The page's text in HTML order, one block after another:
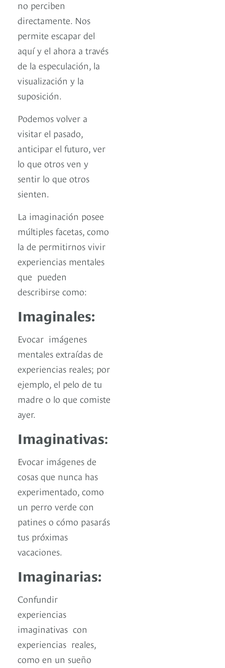
no perciben
directamente. Nos
permite escapar del
aquí y el ahora a través
de la especulación, la
visualización y la
suposición.
Podemos volver a
visitar el pasado,
anticipar el futuro, ver
lo que otros ven y
sentir lo que otros
sienten.
La imaginación posee
múltiples facetas, como
la de permitirnos vivir
experiencias mentales
que pueden
describirse como:
Imaginales:
Evocar imágenes
mentales extraídas de
experiencias reales; por
ejemplo, el pelo de tu
madre o lo que comiste
ayer.
Imaginativas:
Evocar imágenes de
cosas que nunca has
experimentado, como
un perro verde con
patines o cómo pasarás
tus próximas
vacaciones.
Imaginarias:
Confundir
experiencias
imaginativas con
experiencias reales,
como en un sueño